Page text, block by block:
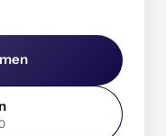
Angebot